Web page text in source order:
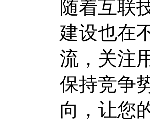
随着互联
建设也在
流，关注
保持竞争
向，让您